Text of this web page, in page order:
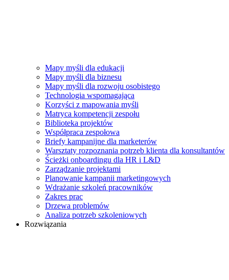
Mapy myśli dla edukacji
Mapy myśli dla biznesu
Mapy myśli dla rozwoju osobistego
Technologia wspomagająca
Korzyści z mapowania myśli
Matryca kompetencji zespołu
Biblioteka projektów
Współpraca zespołowa
Briefy kampanijne dla marketerów
Warsztaty rozpoznania potrzeb klienta dla konsultantów
Ścieżki onboardingu dla HR i L&D
Zarządzanie projektami
Planowanie kampanii marketingowych
Wdrażanie szkoleń pracowników
Zakres prac
Drzewa problemów
Analiza potrzeb szkoleniowych
Rozwiązania